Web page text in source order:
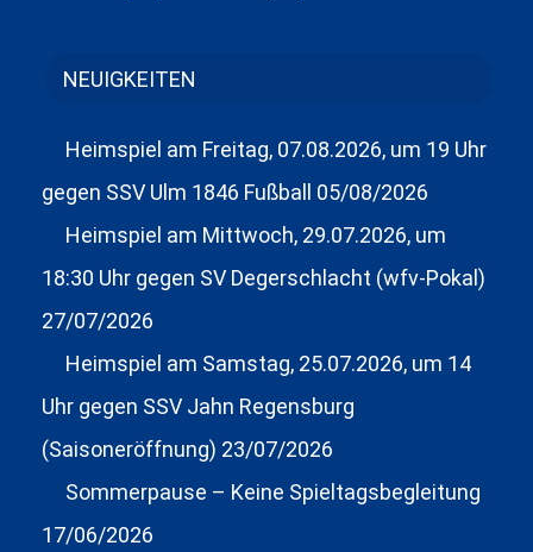
NEUIGKEITEN
Heimspiel am Freitag, 07.08.2026, um 19 Uhr
gegen SSV Ulm 1846 Fußball
05/08/2026
Heimspiel am Mittwoch, 29.07.2026, um
18:30 Uhr gegen SV Degerschlacht (wfv-Pokal)
27/07/2026
Heimspiel am Samstag, 25.07.2026, um 14
Uhr gegen SSV Jahn Regensburg
(Saisoneröffnung) 23/07/2026
Sommerpause – Keine Spieltagsbegleitung
17/06/2026